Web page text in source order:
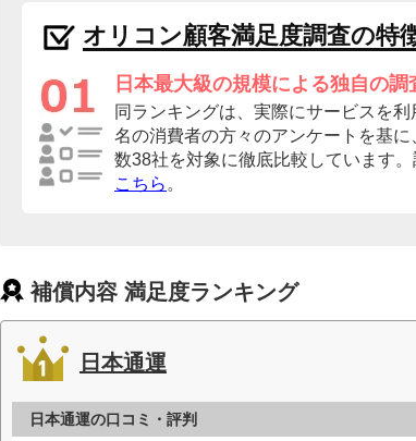
オリコン顧客満足度調査の特
日本最大級の規模による独自の調
同ランキングは、実際にサービスを利
名の消費者の方々のアンケートを基に
数38社を対象に徹底比較しています
こちら 。
補償内容 満足度ランキング
日本通運
日本通運の口コミ・評判